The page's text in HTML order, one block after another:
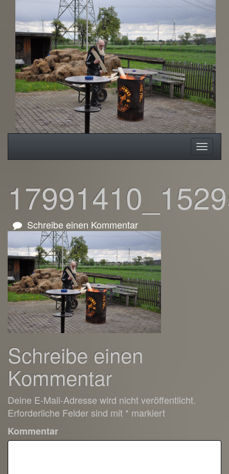
Hauptinhalt
springen
ein-/ausblenden
ein-/
Schreibe einen Kommentarzu
Schreibe einen
Kommentar
Deine E-Mail-Adresse wird nicht veröffentlicht.
Erforderliche Felder sind mit * markiert
Kommentar